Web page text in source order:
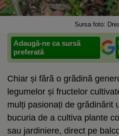
Sursa foto:
Adaugă-ne ca sursă
preferată
Chiar și fără o grădină
legumelor și fructelor
mulți pasionați de grădinărit
bucuria de a cultiva plante
sau jardiniere, direct pe